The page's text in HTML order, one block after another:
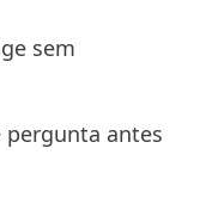
sem
pergunta antes